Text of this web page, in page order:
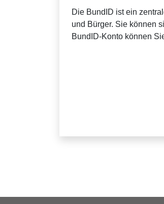
Die BundID ist ein
und Bürger. Sie können
BundID-Konto können